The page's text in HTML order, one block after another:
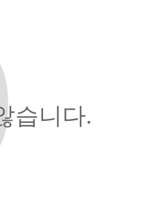
습니다.